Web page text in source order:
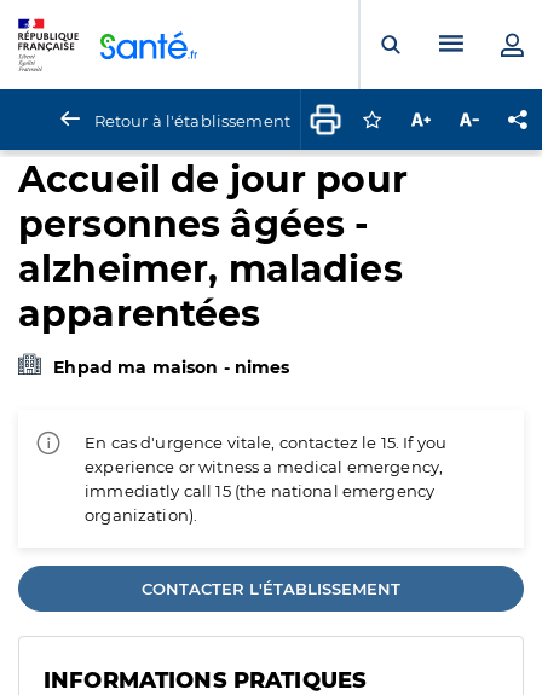
Ouvrir laMenu
Retour à l'établissement Connectez-vous
Augmenter la
Accueil de jour pour
personnes âgées -
alzheimer, maladies
apparentées
Ehpad ma maison - nimes
En cas d'urgence vitale, contactez le 15. If you
experience or witness a medical emergency,
immediatly call 15 (the national emergency
organization).
CONTACTER L'ÉTABLISSEMENT
INFORMATIONS PRATIQUES